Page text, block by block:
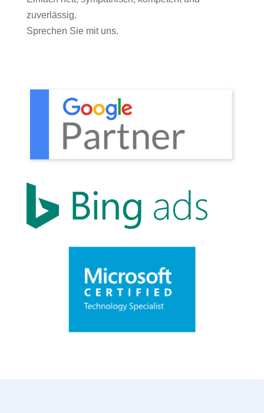
zuverlässig.
Sprechen Sie mit uns.